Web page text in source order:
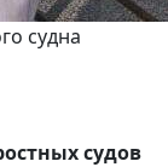
судна
судов